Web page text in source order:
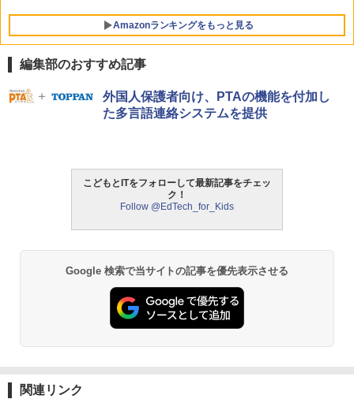
Amazonランキングをもっと見る
編集部のおすすめ記事
外国人保護者向け、PTAの機能を付加し
た多言語連絡システムを提供
こどもとITをフォローして最新記事をチェッ
ク！
Follow @EdTech_for_Kids
Google 検索で当サイトの記事を優先表示させる
関連リンク